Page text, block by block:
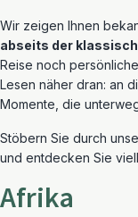
Wir zeigen Ihnen
abseits der
Reise noch
Lesen näher dran: an
Momente, die
Stöbern Sie durch
und entdecken Sie
Afrika